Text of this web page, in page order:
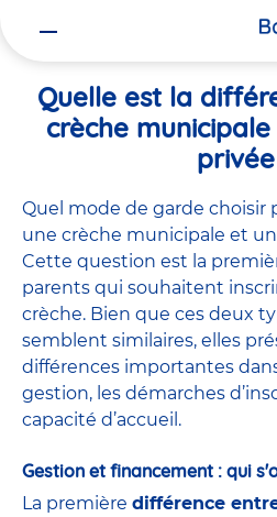
Quelle est la
crèche
Quel mode de garde choisir
une crèche municipale et
Cette question est la
parents qui souhaitent
crèche. Bien que ces deux
semblent similaires, elles
différences importantes
gestion, les démarches
capacité d’accueil.
Gestion et financement : qui
La première différence